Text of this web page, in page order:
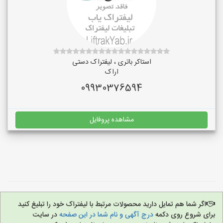
استاکر باتری ، لیفتراک دستی
اراک
09930376594
مشاهده پروفایل
اگر شما هم تمایل دارید محصولات مرتبط با لیفتراک خود را تبلیغ کنید
برای شروع روی دکمهدرج آگهی و نام شما در این صفحهدر سایت